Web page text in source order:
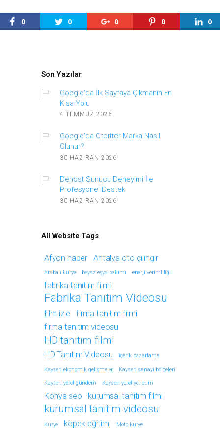
0 0 0 0 0
Son Yazılar
Google'da İlk Sayfaya Çıkmanın En
Kısa Yolu
4 TEMMUZ 2026
Google'da Otoriter Marka Nasıl
Olunur?
30 HAZIRAN 2026
Dehost Sunucu Deneyimi İle
Profesyonel Destek
30 HAZIRAN 2026
All Website Tags
Afyon haber Antalya oto çilingir
Arabalı kurye beyaz eşya bakımı enerji verimliliği
fabrika tanıtım filmi
Fabrika Tanıtım Videosu
film izle
firma tanıtım filmi
firma tanıtım videosu
HD tanıtım filmi
HD Tanıtım Videosu içerik pazarlama
Kayseri ekonomik gelişmeler Kayseri sanayi bölgeleri
Kayseri yerel gündem Kayseri yerel yönetim
Konya seo kurumsal tanıtım filmi
kurumsal tanıtım videosu
Kurye köpek eğitimi Moto kurye